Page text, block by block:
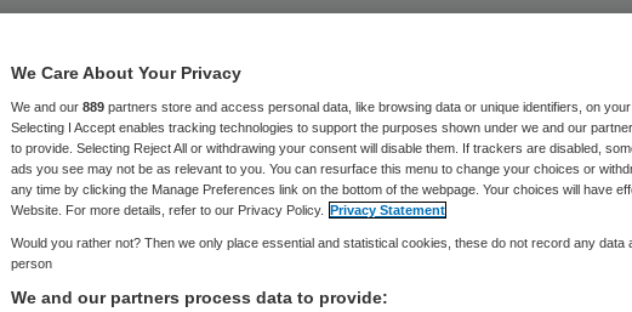
Groningers wachten
lang op zorg
19 mei 2025,09:19 1095 keer gelezen
We Care About Your Privacy
We and our 889 partners store and access personal data, like browsing data or unique identifiers, on your
Selecting I Accept enables tracking technologies to support the purposes shown under we and our
to provide. Selecting Reject All or withdrawing your consent will disable them. If trackers are disabled,
ads you see may not be as relevant to you. You can resurface this menu to change your choices or
any time by clicking the Manage Preferences link on the bottom of the webpage. Your choices will have
Website. For more details, refer to our Privacy Policy. Privacy Statement
Would you rather not? Then we only place essential and statistical cookies, these do not record any data
person
We and our partners process data to provide: